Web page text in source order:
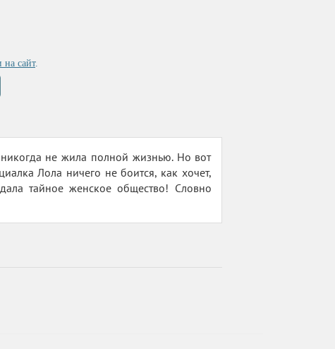
на сайт.
никогда не жила полной жизнью. Но вот
Лола ничего не боится, как хочет,
тайное женское общество! Словно